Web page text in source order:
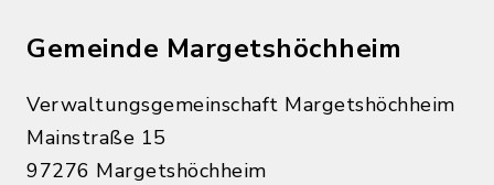
Gemeinde Margetshöchheim
Verwaltungsgemeinschaft Margetshöchheim
Mainstraße 15
97276 Margetshöchheim